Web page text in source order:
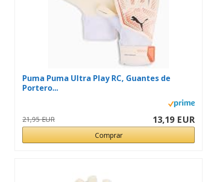
Puma Puma Ultra Play RC, Guantes de
Portero...
21,95 EUR 13,19 EUR
Comprar